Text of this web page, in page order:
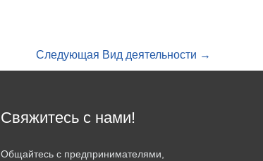
Следующая Вид деятельности →
Свяжитесь с нами!
Общайтесь с предпринимателями,